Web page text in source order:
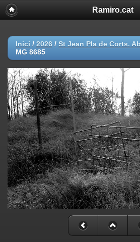
Ramiro.cat
Inici / 2026 / St Jean Pla de Corts.
MG 8685